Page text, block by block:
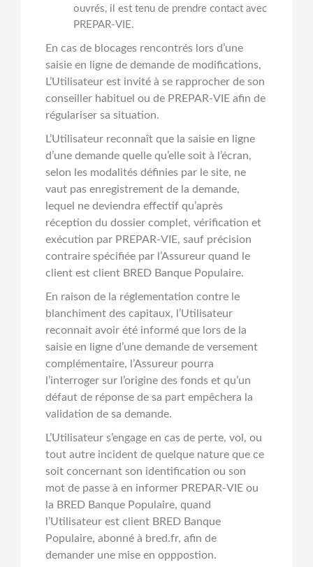
ouvrés, il est tenu de prendre contact avec
PREPAR-VIE.
En cas de blocages rencontrés lors d’une
saisie en ligne de demande de modifications,
L’Utilisateur est invité à se rapprocher de son
conseiller habituel ou de PREPAR-VIE afin de
régulariser sa situation.
L’Utilisateur reconnaît que la saisie en ligne
d’une demande quelle qu’elle soit à l’écran,
selon les modalités définies par le site, ne
vaut pas enregistrement de la demande,
lequel ne deviendra effectif qu’après
réception du dossier complet, vérification et
exécution par PREPAR-VIE, sauf précision
contraire spécifiée par l’Assureur quand le
client est client BRED Banque Populaire.
En raison de la réglementation contre le
blanchiment des capitaux, l’Utilisateur
reconnait avoir été informé que lors de la
saisie en ligne d’une demande de versement
complémentaire, l’Assureur pourra
l’interroger sur l’origine des fonds et qu’un
défaut de réponse de sa part empêchera la
validation de sa demande.
L’Utilisateur s’engage en cas de perte, vol, ou
tout autre incident de quelque nature que ce
soit concernant son identification ou son
mot de passe à en informer PREPAR-VIE ou
la BRED Banque Populaire, quand
l’Utilisateur est client BRED Banque
Populaire, abonné à bred.fr, afin de
demander une mise en opppostion.